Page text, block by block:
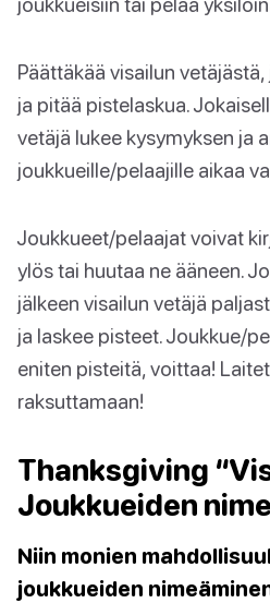
Päättäkää visailun
ja pitää pistelaskua.
vetäjä lukee kysymyksen ja
joukkueille/pelaajille aikaa
Joukkueet/pelaajat voivat
ylös tai huutaa ne ääneen.
jälkeen visailun vetäjä
ja laskee pisteet. Joukkue/
eniten pisteitä, voittaa!
raksuttamaan!
Thanksgiving
Joukkueiden
Niin monien
joukkueiden